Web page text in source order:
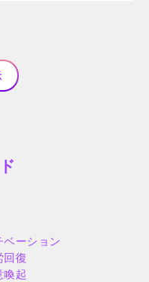
ベーション
回復
喚起